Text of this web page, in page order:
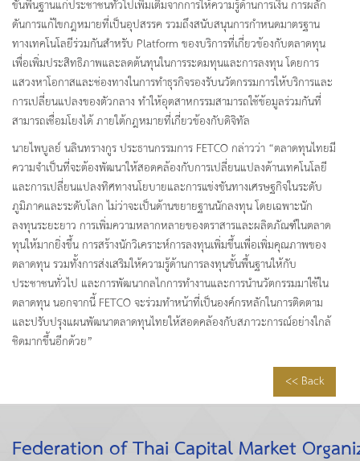
ขั้นพื้นฐานแก่ประชาชนทั่วไปเพิ่มเติมจากการให้ความรู้ด้านการเงิน การผลัก
ดันการแก้ไขกฎหมายที่เป็นอุปสรรค รวมถึงสนับสนุนการกำหนดมาตรฐาน
ทางเทคโนโลยีร่วมกันสำหรับ Platform ของบริการที่เกี่ยวข้องกับตลาดทุน
เพื่อเพิ่มประสิทธิภาพและลดต้นทุนในการระดมทุนและการลงทุน โดยการ
แสวงหาโอกาสและช่องทางในการทำธุรกิจรองรับนวัตกรรมการให้บริการและ
การเปลี่ยนแปลงของตัวกลาง ทำให้อุตสาหกรรมสามารถใช้ข้อมูลร่วมกันที่
สามารถเชื่อมโยงได้ ภายใต้กฎหมายที่เกี่ยวข้องกับดิจิทัล
นายไพบูลย์ นลินทรางกูร ประธานกรรมการ FETCO กล่าวว่า “ตลาดทุนไทยมี
ความจำเป็นที่จะต้องพัฒนาให้สอดคล้องกับการเปลี่ยนแปลงด้านเทคโนโลยี
และการเปลี่ยนแปลงทิศทางนโยบายและการแข่งขันทางเศรษฐกิจในระดับ
ภูมิภาคและระดับโลก ไม่ว่าจะเป็นด้านขยายฐานนักลงทุน โดยเฉพาะนัก
ลงทุนระยะยาว การเพิ่มความหลากหลายของตราสารและผลิตภัณฑ์ในตลาด
ทุนให้มากยิ่งขึ้น การสร้างนักวิเคราะห์การลงทุนเพิ่มขึ้นเพื่อเพิ่มคุณภาพของ
ตลาดทุน รวมทั้งการส่งเสริมให้ความรู้ด้านการลงทุนขั้นพื้นฐานให้กับ
ประชาชนทั่วไป และการพัฒนากลไกการทำงานและการนำนวัตกรรมมาใช้ใน
ตลาดทุน นอกจากนี้ FETCO จะร่วมทำหน้าที่เป็นองค์กรหลักในการติดตาม
และปรับปรุงแผนพัฒนาตลาดทุนไทยให้สอดคล้องกับสภาวะการณ์อย่างใกล้
ชิดมากขึ้นอีกด้วย”
<< Back
Federation of Thai Capital Market